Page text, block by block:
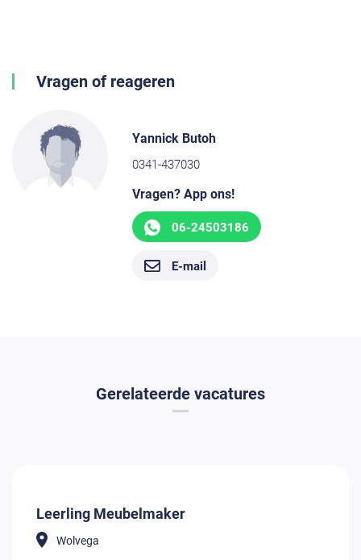
Vragen of reageren
Yannick Butoh
0341-437030
Vragen? App ons!
06-24503186
E-mail
Gerelateerde vacatures
Leerling Meubelmaker
Wolvega